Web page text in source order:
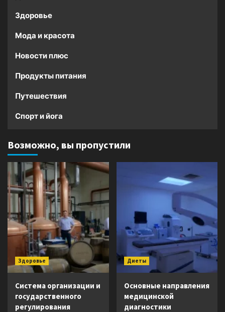
Здоровье
Мода и красота
Новости плюс
Продукты питания
Путешествия
Спорт и йога
Возможно, вы пропустили
Здоровье
Система организации и
государственного
регулирования
Диеты
Основные направления
медицинской
диагностики